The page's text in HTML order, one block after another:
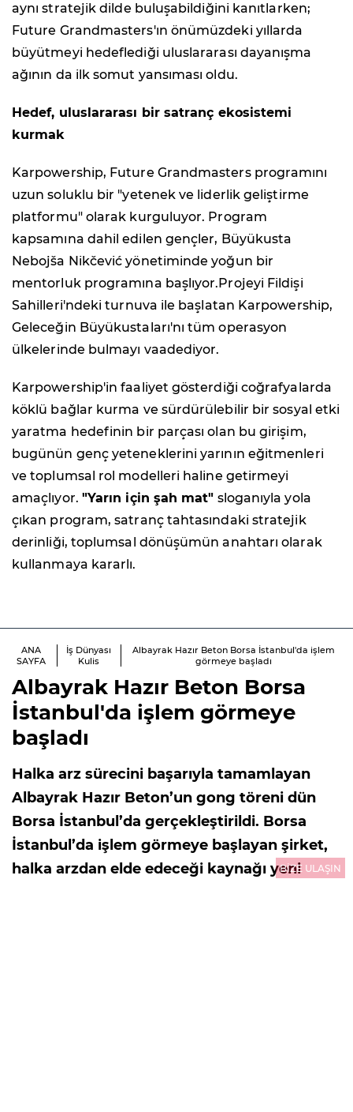
aynı stratejik dilde buluşabildiğini kanıtlarken;
Future Grandmasters'ın önümüzdeki yıllarda
büyütmeyi hedeflediği uluslararası dayanışma
ağının da ilk somut yansıması oldu.
Hedef, uluslararası bir satranç ekosistemi
kurmak
Karpowership, Future Grandmasters programını
uzun soluklu bir "yetenek ve liderlik geliştirme
platformu" olarak kurguluyor. Program
kapsamına dahil edilen gençler, Büyükusta
Nebojša Nikčević yönetiminde yoğun bir
mentorluk programına başlıyor.Projeyi Fildişi
Sahilleri'ndeki turnuva ile başlatan Karpowership,
Geleceğin Büyükustaları'nı tüm operasyon
ülkelerinde bulmayı vaadediyor.
Karpowership'in faaliyet gösterdiği coğrafyalarda
köklü bağlar kurma ve sürdürülebilir bir sosyal etki
yaratma hedefinin bir parçası olan bu girişim,
bugünün genç yeteneklerini yarının eğitmenleri
ve toplumsal rol modelleri haline getirmeyi
amaçlıyor. "Yarın için şah mat" sloganıyla yola
çıkan program, satranç tahtasındaki stratejik
derinliği, toplumsal dönüşümün anahtarı olarak
kullanmaya kararlı.
ANA
SAYFA
İş Dünyası
Kulis
Albayrak Hazır Beton Borsa İstanbul'da işlem
görmeye başladı
Albayrak Hazır Beton Borsa
İstanbul'da işlem görmeye
başladı
Halka arz sürecini başarıyla tamamlayan
Albayrak Hazır Beton’un gong töreni dün
Borsa İstanbul’da gerçekleştirildi. Borsa
İstanbul’da işlem görmeye başlayan şirket,
halka arzdan elde edeceği kaynağı yeniBİZE ULAŞIN